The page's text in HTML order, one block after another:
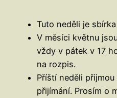
Tuto neděli je
V měsíci květnu
vždy v pátek v 17
na rozpis.
Příští neděli přijmou
přijímání. Prosím o